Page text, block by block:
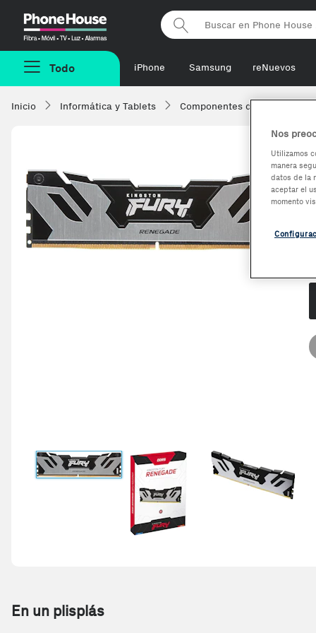
Phonehouse
Todo iPhone Samsung reNuevos
Inicio Informática y Tablets Componentes de ordenadores
En un plisplás
Nos
Utilizamos
manera
datos de la
aceptar el
momento